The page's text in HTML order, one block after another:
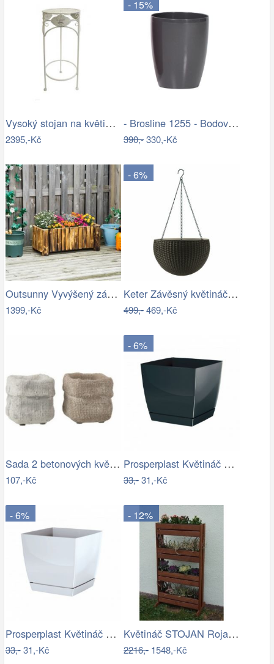
Vysoký stojan na květiny provence - SD
2395,-Kč
- 15%
- Brosline 1255 - Bodové svítidlo POINT…
390,-330,-Kč
Outsunny Vyvýšený záhon z jedlového…
1399,-Kč
- 6%
Keter Závěsný květináč Sphere antracit,…
499,-469,-Kč
Sada 2 betonových květináčů Ciment – 8*…
107,-Kč
- 6%
Prosperplast Květináč Coubi Square s…
33,-31,-Kč
- 6%
Prosperplast Květináč Coubi Square s…
33,-31,-Kč
- 12%
Květináč STOJAN Rojaplast
2216,-1548,-Kč